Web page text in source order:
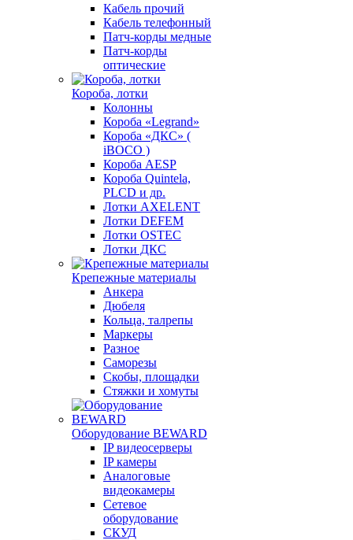
Кабель прочий
Кабель телефонный
Патч-корды медные
Патч-корды
оптические
Короба, лотки
Колонны
Короба «Legrand»
Короба «ДКС» (
iBOCO )
Короба AESP
Короба Quintela,
PLCD и др.
Лотки AXELENT
Лотки DEFEM
Лотки OSTEC
Лотки ДКС
Крепежные материалы
Анкера
Дюбеля
Кольца, талрепы
Маркеры
Разное
Саморезы
Скобы, площадки
Стяжки и хомуты
Оборудование BEWARD
IP видеосерверы
IP камеры
Аналоговые
видеокамеры
Сетевое
оборудование
СКУД